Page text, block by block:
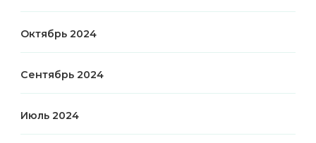
Октябрь 2024
Сентябрь 2024
Июль 2024